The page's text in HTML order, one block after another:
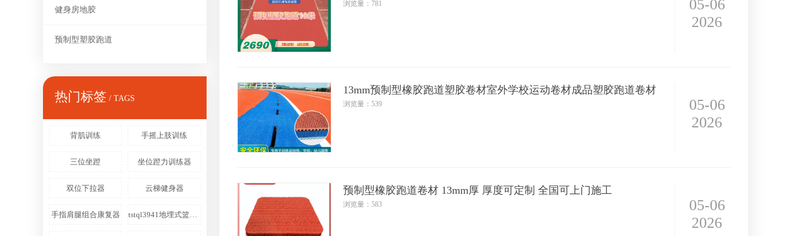
健身房地胶
预制型塑胶跑道
热门标签 / TAGS
背肌训练 手摇上肢训练
三位坐蹬 坐位蹬力训练器
双位下拉器 云梯健身器
手指肩腿组合康复器 tstql3941地埋式篮球架
浏览量：781
05-06
2026
13mm预制型橡胶跑道塑胶卷材室外学校运动卷材成品塑胶跑道卷材
浏览量：539
05-06
2026
预制型橡胶跑道卷材 13mm厚 厚度可定制 全国可上门施工
浏览量：583
05-06
2026